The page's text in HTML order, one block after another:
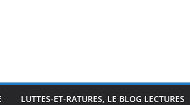
LUTTES-ET-RATURES, LE BLOG LECTURES